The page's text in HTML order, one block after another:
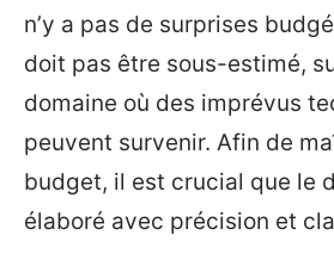
n’y a pas de surprises
doit pas être sous-estimé,
domaine où des imprévus
peuvent survenir. Afin de
budget, il est crucial que le
élaboré avec précision et